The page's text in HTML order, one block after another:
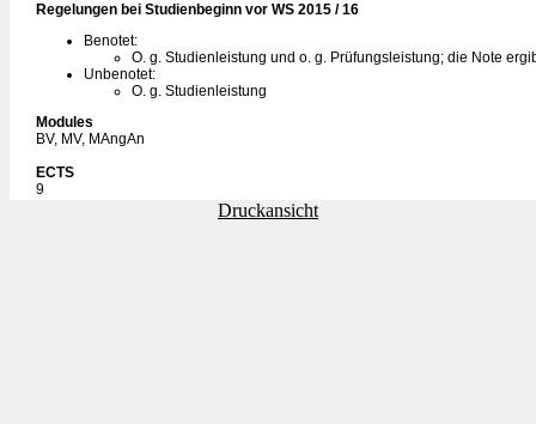
Regelungen bei Studienbeginn vor WS 2015 / 16
Benotet:
O. g. Studienleistung und o. g. Prüfungsleistung; die Note
Unbenotet:
O. g. Studienleistung
Modules
BV, MV, MAngAn
ECTS
9
Druckansicht